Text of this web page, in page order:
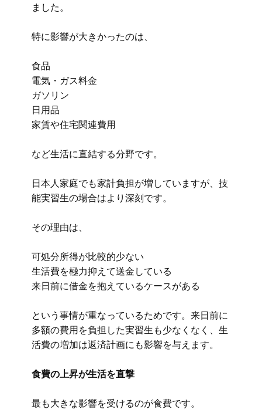
ました。
特に影響が大きかったのは、
食品
電気・ガス料金
ガソリン
日用品
家賃や住宅関連費用
など生活に直結する分野です。
日本人家庭でも家計負担が増していますが、技
能実習生の場合はより深刻です。
その理由は、
可処分所得が比較的少ない
生活費を極力抑えて送金している
来日前に借金を抱えているケースがある
という事情が重なっているためです。来日前に
多額の費用を負担した実習生も少なくなく、生
活費の増加は返済計画にも影響を与えます。
食費の上昇が生活を直撃
最も大きな影響を受けるのが食費です。